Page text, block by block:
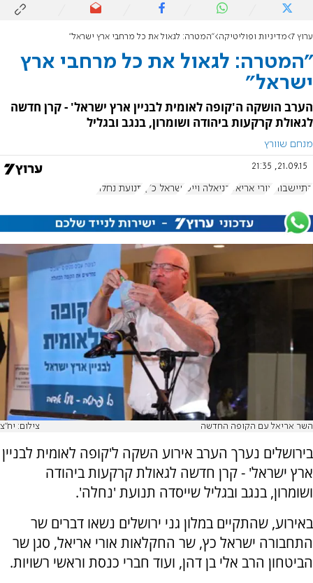
ערוץ 7 מדיניות ופוליטיקה "המטרה: לגאול את כל מרחבי ארץ ישראל"
"המטרה: לגאול את כל מרחבי ארץ
ישראל"
הערב הושקה ה'קופה לאומית לבניין ארץ ישראל' - קרן חדשה
לגאולת קרקעות ביהודה ושומרון, בנגב ובגליל
מנחם שוורץ
21.09.15, 21:35
התיישבות אורי אריאל דניאלה וייס ישראל כ"ץ תנועת נחלה
השר אריאל עם הקופה החדשה צילום: יח"צ
בירושלים נערך הערב אירוע השקה ל'קופה לאומית לבניין
ארץ ישראל' - קרן חדשה לגאולת קרקעות ביהודה
ושומרון, בנגב ובגליל שייסדה תנועת 'נחלה'.
באירוע, שהתקיים במלון גני ירושלים נשאו דברים שר
התחבורה ישראל כץ, שר החקלאות אורי אריאל, סגן שר
הביטחון הרב אלי בן דהן, ועוד חברי כנסת וראשי רשויות.